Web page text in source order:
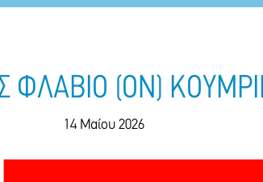
(ΟΝ)
14 Μαίου 2026